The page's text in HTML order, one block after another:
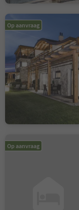
Op aanvraag
Op aanvraag